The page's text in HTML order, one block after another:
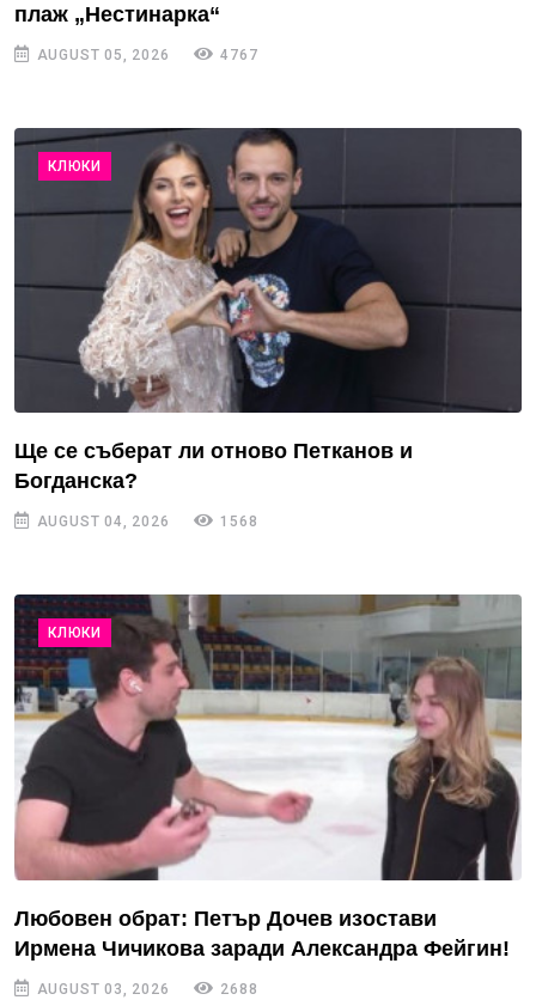
плаж „Нестинарка“
AUGUST 05, 2026 4767
КЛЮКИ
Ще се съберат ли отново Петканов и
Богданска?
AUGUST 04, 2026 1568
КЛЮКИ
Любовен обрат: Петър Дочев изостави
Ирмена Чичикова заради Александра Фейгин!
AUGUST 03, 2026 2688